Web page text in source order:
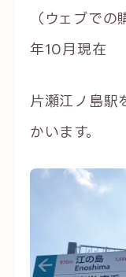
（ウェブで
年10月現在
片瀬江ノ島駅
かいます。